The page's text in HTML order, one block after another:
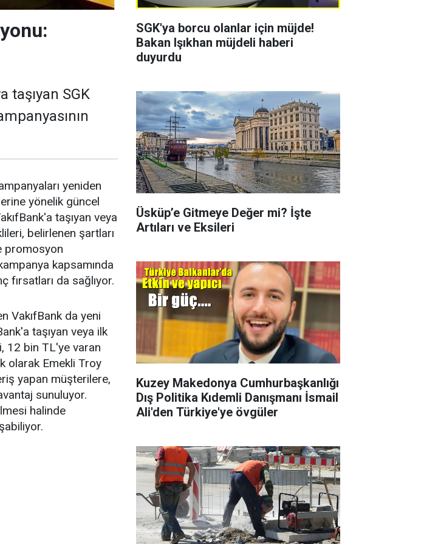
taşıyan SGK
yeniden
yönelik güncel
taşıyan veya
belirlenen şartları
promosyon
kapsamında
fırsatları da sağlıyor.
VakıfBank da yeni
taşıyan veya ilk
12 bin TL'ye varan
olarak Emekli Troy
yapan müşterilere,
sunuluyor.
halinde
SGK'ya borcu olanlar için müjde!
Bakan Işıkhan müjdeli haberi
duyurdu
Üsküp’e Gitmeye Değer mi? İşte
Artıları ve Eksileri
Kuzey Makedonya Cumhurbaşkanlığı
Dış Politika Kıdemli Danışmanı İsmail
Ali'den Türkiye'ye övgüler